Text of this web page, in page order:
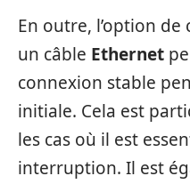
En outre, l’option
un câble Ethernet
connexion stable
initiale. Cela est
les cas où il est
interruption. Il est